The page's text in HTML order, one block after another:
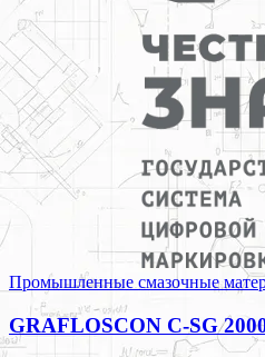
Промышленные смазочные
GRAFLOSCON C-SG